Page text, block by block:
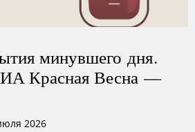
минувшего дня.
Красная Весна —
2026